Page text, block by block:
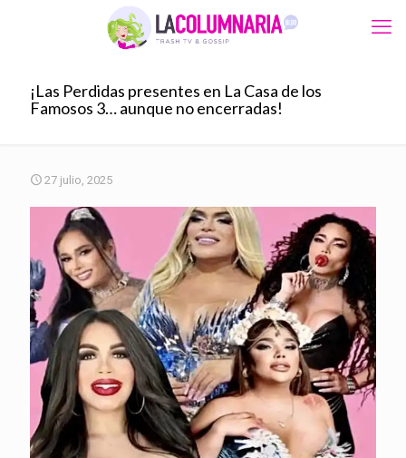
¡Las Perdidas presentes en La Casa de los
Famosos 3… aunque no encerradas!
27 julio, 2025